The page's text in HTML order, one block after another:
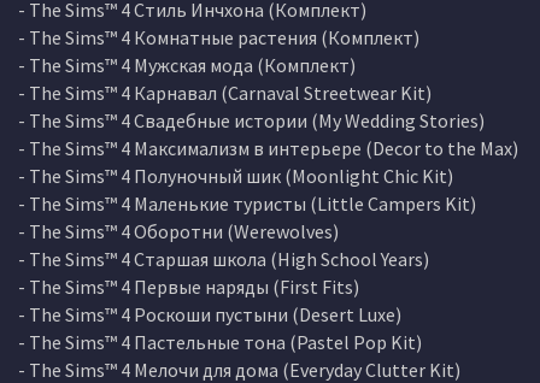
- The Sims™ 4 Стиль Инчхона (Комплект)
- The Sims™ 4 Комнатные растения (Комплект)
- The Sims™ 4 Мужская мода (Комплект)
- The Sims™ 4 Карнавал (Carnaval Streetwear Kit)
- The Sims™ 4 Свадебные истории (My Wedding Stories)
- The Sims™ 4 Максимализм в интерьере (Decor to the Max)
- The Sims™ 4 Полуночный шик (Moonlight Chic Kit)
- The Sims™ 4 Маленькие туристы (Little Campers Kit)
- The Sims™ 4 Оборотни (Werewolves)
- The Sims™ 4 Старшая школа (High School Years)
- The Sims™ 4 Первые наряды (First Fits)
- The Sims™ 4 Роскоши пустыни (Desert Luxe)
- The Sims™ 4 Пастельные тона (Pastel Pop Kit)
- The Sims™ 4 Мелочи для дома (Everyday Clutter Kit)